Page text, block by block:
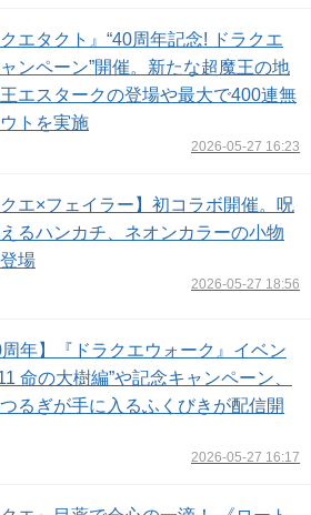
クエタクト』“40周年記念! ドラクエ
ンペーン”開催。新たな超魔王の地
エスタークの登場や最大で400連無
トを実施
2026-05-27 16:23
クエ×フェイラー】初コラボ開催。呪
るハンカチ、ネオンカラーの小物
場
2026-05-27 18:56
周年】『ドラクエウォーク』イベン
命の大樹編”や記念キャンペーン、
るぎが手に入るふくびきが配信開
2026-05-27 16:17